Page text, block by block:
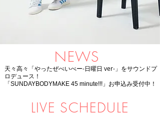
NEWS
天々高々「やったぜべいべー-日曜日 ver-」をサウンドプ
ロデュース！
「​​SUNDAYBODYMAKE 45 minute!!!」お申込み受付中！
LIVE SCHEDULE